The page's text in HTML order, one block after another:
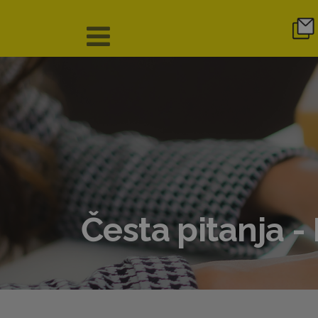
Česta pitanja -